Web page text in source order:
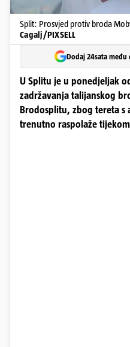
Split: Prosvjed protiv broda
Cagalj/PIXSELL
Dodaj 24sata među
U Splitu je u ponedjeljak
zadržavanja talijanskog
Brodosplitu, zbog tereta s
trenutno raspolaže